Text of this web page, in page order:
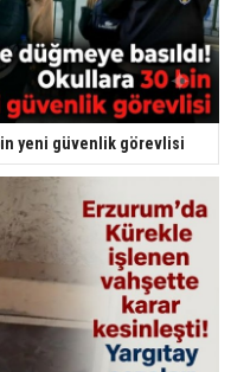
yeni güvenlik görevlisi